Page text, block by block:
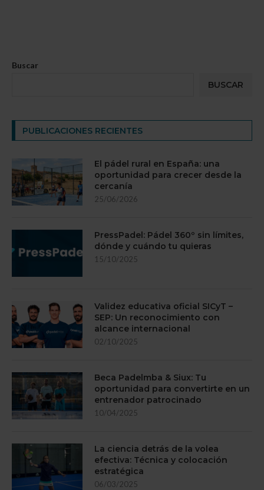
Buscar
BUSCAR
PUBLICACIONES RECIENTES
El pádel rural en España: una
oportunidad para crecer desde la
cercanía
25/06/2026
PressPadel: Pádel 360º sin límites,
dónde y cuándo tu quieras
15/10/2025
Validez educativa oficial SICyT –
SEP: Un reconocimiento con
alcance internacional
02/10/2025
Beca Padelmba & Siux: Tu
oportunidad para convertirte en un
entrenador patrocinado
10/04/2025
La ciencia detrás de la volea
efectiva: Técnica y colocación
estratégica
06/03/2025